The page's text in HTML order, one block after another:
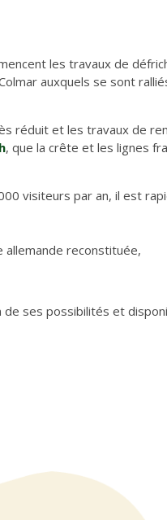
les travaux de
auxquels se sont
réduit et les travaux de
, que la crête et les lignes
visiteurs par an, il est
allemande reconstituée,
de ses possibilités et